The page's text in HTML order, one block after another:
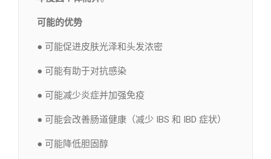
可能的优势
● 可能促进皮肤光泽和头发浓密
● 可能有助于对抗感染
● 可能减少炎症并加强免疫
● 可能会改善肠道健康（减少 IBS 和 IBD 症状）
● 可能降低胆固醇